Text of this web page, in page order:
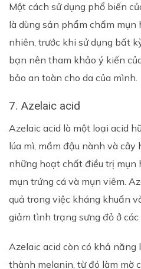
Một cách sử dụng phổ biến
là dùng sản phẩm chấm mụn
nhiên, trước khi sử dụng bất
bạn nên tham khảo ý kiến
bảo an toàn cho da của mình.
7. Azelaic acid
Azelaic acid là một loại acid
lúa mì, mầm đậu nành và
những hoạt chất điều trị mụn
mụn trứng cá và mụn viêm.
quả trong việc kháng khuẩn
giảm tình trạng sưng đỏ ở các
Azelaic acid còn có khả năng
thành melanin, từ đó làm mờ